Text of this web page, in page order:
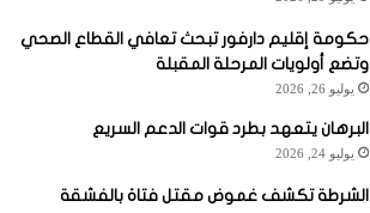
حكومة إقليم دارفور تبحث تعافي القطاع الصحي
وتضع أولويات المرحلة المقبلة
يوليو 26, 2026
البرهان يتعهد بطرد قوات الدعم السريع
يوليو 24, 2026
الشرطة تكشف غموض مقتل فتاة بالفشقة